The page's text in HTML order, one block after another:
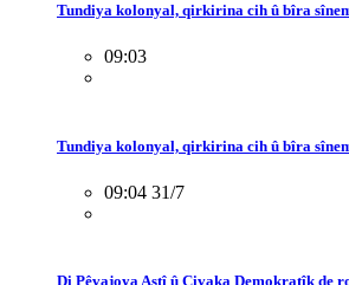
Tundiya kolonyal, qirkirina cih û bîra
09:03
Tundiya kolonyal, qirkirina cih û bîra
09:04 31/7
Di Pêvajoya Aştî û Civaka Demokratîk de